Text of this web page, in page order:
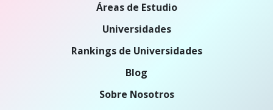
Áreas de Estudio
Universidades
Rankings de Universidades
Blog
Sobre Nosotros